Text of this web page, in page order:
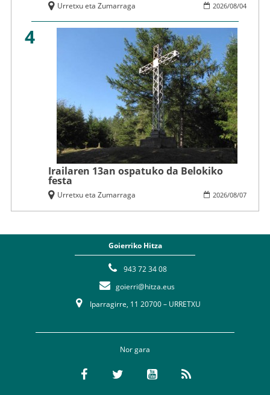
2026/08/04
Urretxu eta Zumarraga
4
Irailaren 13an ospatuko da Belokiko
festa
2026/08/07
Urretxu eta Zumarraga
Goierriko Hitza
943 72 34 08
goierri@hitza.eus
Iparragirre, 11 20700 – URRETXU
Nor gara